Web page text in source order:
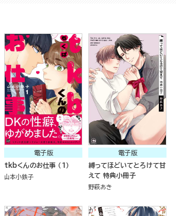
電子版
tkbくんのお仕事 （1）
山本小鉄子
電子版
縛ってほどいてとろけて甘
えて 特典小冊子
野萩あき